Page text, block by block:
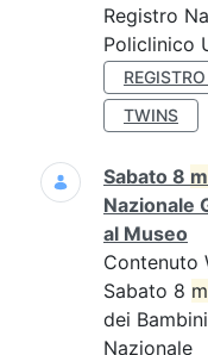
Registro
Policlinico
TWINS
Sabato 8
Nazionale
al Museo
Contenuto
Sabato 8
dei
Nazionale